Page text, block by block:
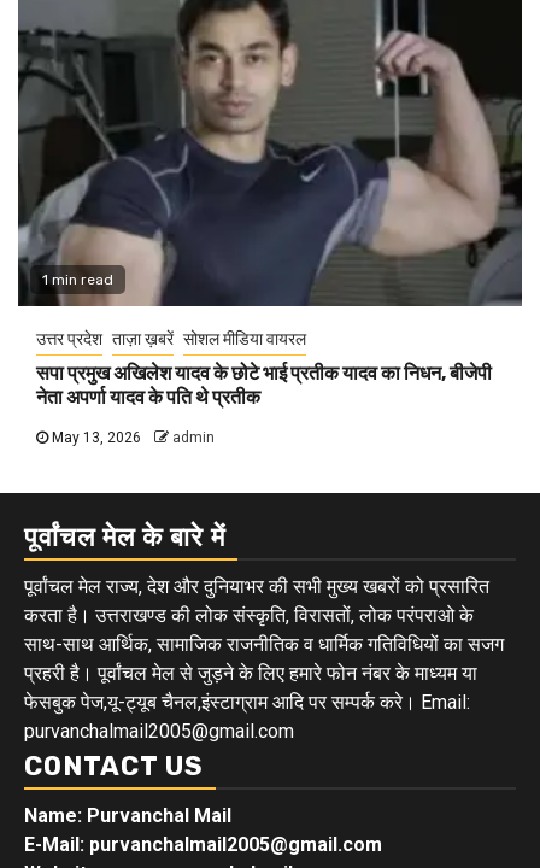
1 min read
उत्तर प्रदेश ताज़ा ख़बरें सोशल मीडिया वायरल
सपा प्रमुख अखिलेश यादव के छोटे भाई प्रतीक यादव का निधन, बीजेपी
नेता अपर्णा यादव के पति थे प्रतीक
May 13, 2026 admin
पूर्वांचल मेल के बारे में
पूर्वांचल मेल राज्य, देश और दुनियाभर की सभी मुख्य खबरों को प्रसारित
करता है। उत्तराखण्ड की लोक संस्कृति, विरासतों, लोक परंपराओ के
साथ-साथ आर्थिक, सामाजिक राजनीतिक व धार्मिक गतिविधियों का सजग
प्रहरी है। पूर्वांचल मेल से जुड़ने के लिए हमारे फोन नंबर के माध्यम या
फेसबुक पेज,यू-ट्यूब चैनल,इंस्टाग्राम आदि पर सम्पर्क करे। Email:
purvanchalmail2005@gmail.com
CONTACT US
Name: Purvanchal Mail
E-Mail: purvanchalmail2005@gmail.com